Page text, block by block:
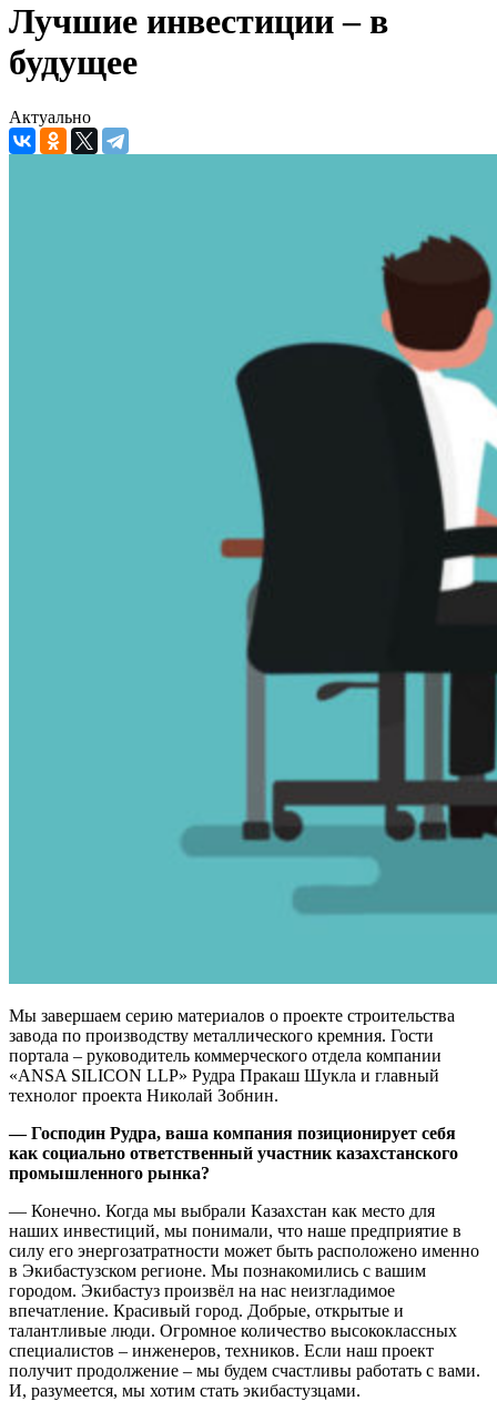
Лучшие инвестиции – в
будущее
Актуально
Мы завершаем серию материалов о проекте строительства
завода по производству металлического кремния. Гости
портала – руководитель коммерческого отдела компании
«ANSA SILIСON LLP» Рудра Пракаш Шукла и главный
технолог проекта Николай Зобнин.
— Господин Рудра, ваша компания позиционирует себя
как социально ответственный участник казахстанского
промышленного рынка?
— Конечно. Когда мы выбрали Казахстан как место для
наших инвестиций, мы понимали, что наше предприятие в
силу его энергозатратности может быть расположено именно
в Экибастузском регионе. Мы познакомились с вашим
городом. Экибастуз произвёл на нас неизгладимое
впечатление. Красивый город. Добрые, открытые и
талантливые люди. Огромное количество высококлассных
специалистов – инженеров, техников. Если наш проект
получит продолжение – мы будем счастливы работать с вами.
И, разумеется, мы хотим стать экибастузцами.